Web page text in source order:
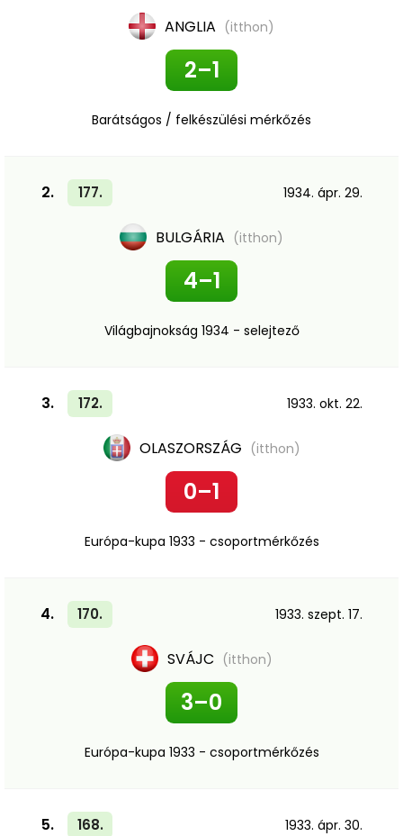
ANGLIA (itthon)
2–1
Barátságos / felkészülési mérkőzés
2. 177. 1934. ápr. 29.
BULGÁRIA (itthon)
4–1
Világbajnokság 1934 - selejtező
3. 172. 1933. okt. 22.
OLASZORSZÁG (itthon)
0–1
Európa-kupa 1933 - csoportmérkőzés
4. 170. 1933. szept. 17.
SVÁJC (itthon)
3–0
Európa-kupa 1933 - csoportmérkőzés
5. 168. 1933. ápr. 30.